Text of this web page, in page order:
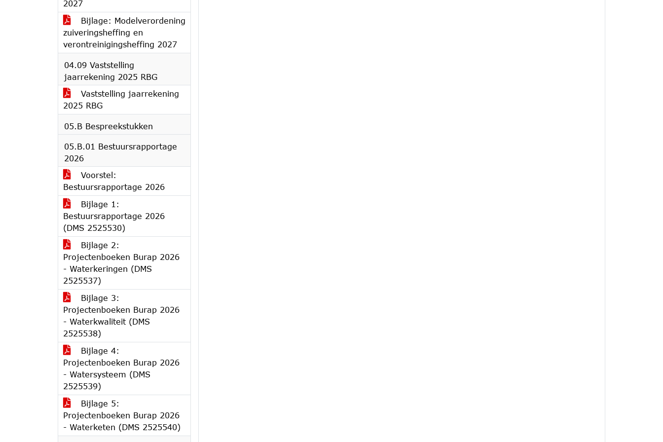
2027
Bijlage: Modelverordening
zuiveringsheffing en
verontreinigingsheffing 2027
04.09 Vaststelling
jaarrekening 2025 RBG
Vaststelling jaarrekening
2025 RBG
05.B Bespreekstukken
05.B.01 Bestuursrapportage
2026
Voorstel:
Bestuursrapportage 2026
Bijlage 1:
Bestuursrapportage 2026
(DMS 2525530)
Bijlage 2:
Projectenboeken Burap 2026
- Waterkeringen (DMS
2525537)
Bijlage 3:
Projectenboeken Burap 2026
- Waterkwaliteit (DMS
2525538)
Bijlage 4:
Projectenboeken Burap 2026
- Watersysteem (DMS
2525539)
Bijlage 5:
Projectenboeken Burap 2026
- Waterketen (DMS 2525540)